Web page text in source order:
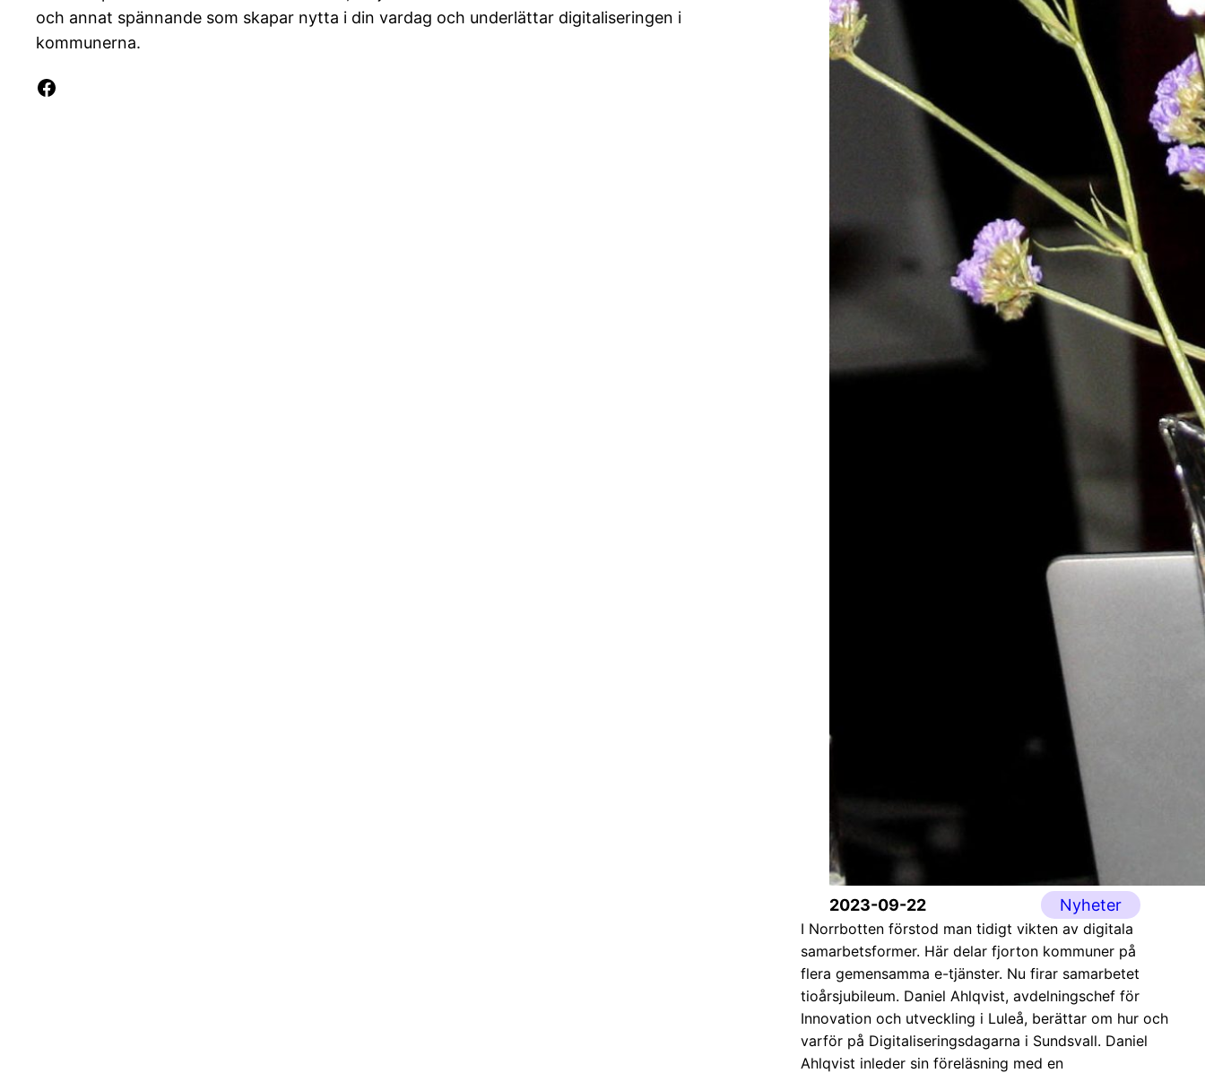
och annat spännande som skapar nytta i din vardag och underlättar digitaliseringen i
kommunerna.
Facebook
2023-09-22 Nyheter
I Norrbotten förstod man tidigt vikten av digitala
samarbetsformer. Här delar fjorton kommuner på
flera gemensamma e-tjänster. Nu firar samarbetet
tioårsjubileum. Daniel Ahlqvist, avdelningschef för
Innovation och utveckling i Luleå, berättar om hur och
varför på Digitaliseringsdagarna i Sundsvall. Daniel
Ahlqvist inleder sin föreläsning med en